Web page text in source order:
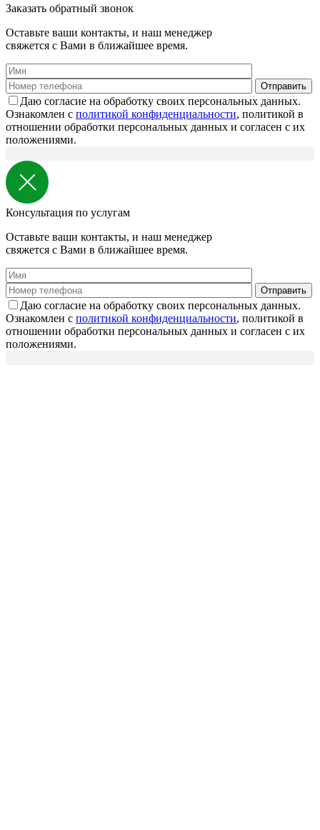
Заказать обратный звонок
Оставьте ваши контакты, и наш менеджер
свяжется с Вами в ближайшее время.
Даю согласие на обработку своих персональных данных.
Ознакомлен с политикой конфиденциальности, политикой в
отношении обработки персональных данных и согласен с их
положениями.
Консультация по услугам
Оставьте ваши контакты, и наш менеджер
свяжется с Вами в ближайшее время.
Даю согласие на обработку своих персональных данных.
Ознакомлен с политикой конфиденциальности, политикой в
отношении обработки персональных данных и согласен с их
положениями.